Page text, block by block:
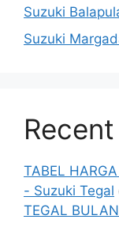
Suzuki
Suzuki
TABEL
- Suzuki Tegal
TEGAL